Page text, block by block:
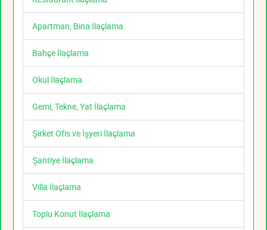
Apartman, Bina İlaçlama
Bahçe İlaçlama
Okul İlaçlama
Gemi, Tekne, Yat İlaçlama
Şirket Ofis ve İşyeri İlaçlama
Şantiye İlaçlama
Villa İlaçlama
Toplu Konut İlaçlama